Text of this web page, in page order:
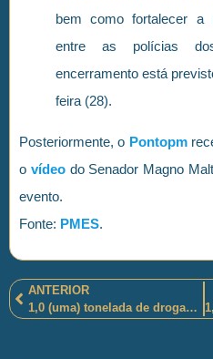
bem como fortalecer a
entre as polícias
encerramento está
feira (28).
Posteriormente, o Pontopm
o vídeodo Senador Magno
evento.
Fonte: PMES.
ANTERIOR
1,0 (uma) tonelada de drogas e armas foram apreendidas pelos policiais militares cariocas, “na comunidade do Pavão-Pavãozinho, na Zona Sul do Rio”